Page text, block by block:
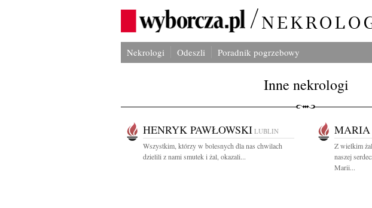
Nekrologi Odeszli Poradnik pogrzebowy
Inne nekrologi
HENRYK PAWŁOWSKI LUBLIN
Wszystkim, którzy w bolesnych dla nas chwilach
dzielili z nami smutek i żal, okazali...
Z wielkim
naszej
Marii...